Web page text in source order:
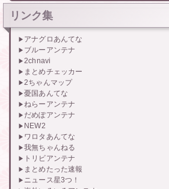
リンク集
アナグロあんてな
ブルーアンテナ
2chnavi
まとめチェッカー
2ちゃんマップ
憂国あんてな
ねらーアンテナ
だめぽアンテナ
NEW2
ワロタあんてな
我無ちゃんねる
トリビアンテナ
まとめたった速報
ニュース星3つ！